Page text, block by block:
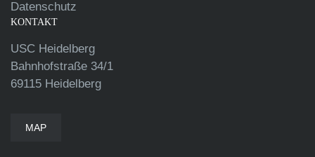
Datenschutz
KONTAKT
USC Heidelberg
Bahnhofstraße 34/1
69115 Heidelberg
MAP